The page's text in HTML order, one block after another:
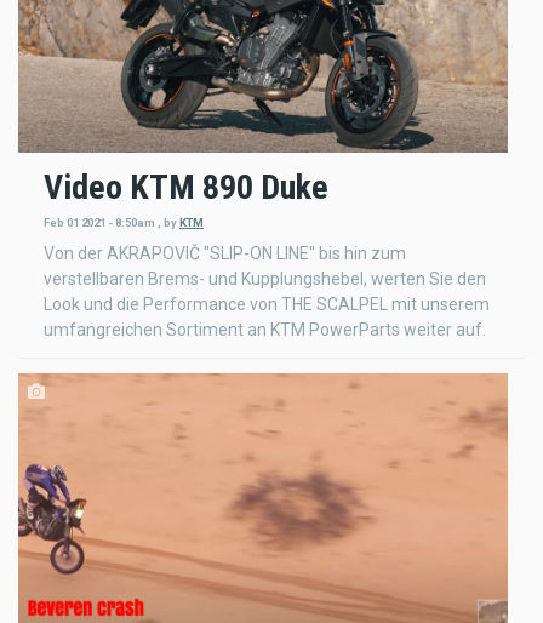
Video KTM 890 Duke
Feb 01 2021 - 8:50am byKTM
Von der AKRAPOVIČ "SLIP-ON LINE" bis hin zum
verstellbaren Brems- und Kupplungshebel, werten Sie den
Look und die Performance von THE SCALPEL mit unserem
umfangreichen Sortiment an KTM PowerParts weiter auf.